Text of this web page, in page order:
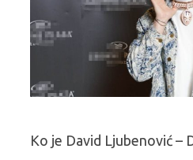
Ko je David Ljubenović –